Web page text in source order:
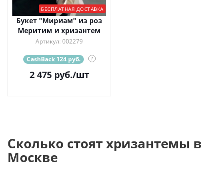
БЕСПЛАТНАЯ ДОСТАВКА
Букет "Мириам" из роз
Меритим и хризантем
Артикул: 002279
CashBack 124 руб. ?
2 475руб./шт
Сколько стоят хризантемы в
Москве